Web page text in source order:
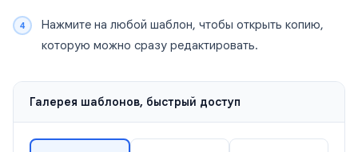
Нажмите на любой шаблон, чтобы открыть копию,
которую можно сразу редактировать.
Галерея шаблонов, быстрый доступ